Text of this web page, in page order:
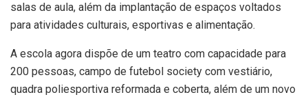
salas de aula, além da implantação de espaços voltados
para atividades culturais, esportivas e alimentação.
A escola agora dispõe de um teatro com capacidade para
200 pessoas, campo de futebol society com vestiário,
quadra poliesportiva reformada e coberta, além de um novo